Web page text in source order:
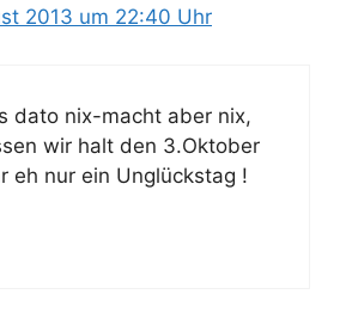
2013 um 22:40 Uhr
dato nix-macht aber nix,
wir halt den 3.Oktober
eh nur ein Unglückstag !